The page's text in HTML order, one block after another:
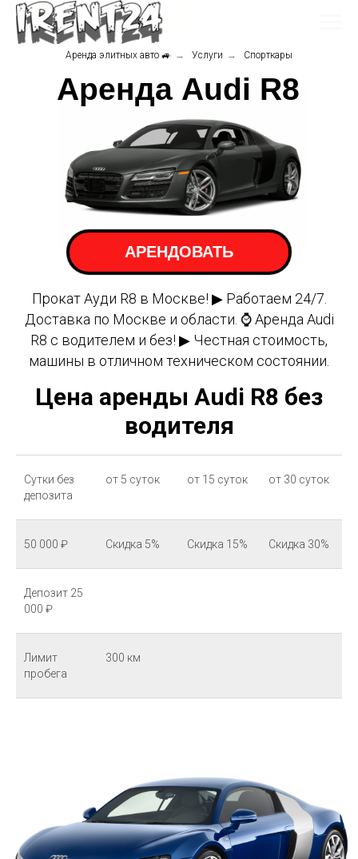
Аренда элитных авто 🚙 → Услуги → Спорткары
Аренда Audi R8
АРЕНДОВАТЬ
Прокат Ауди R8 в Москве! ▶ Работаем 24/7.
Доставка по Москве и области. ⌚ Аренда Audi
R8 с водителем и без! ▶ Честная стоимость,
машины в отличном техническом состоянии.
Цена аренды Audi R8 без
водителя
Сутки без
депозита
от 5 суток от 15 суток от 30 суток
50 000 ₽ Скидка 5% Скидка 15% Скидка 30%
Депозит 25
000 ₽
Лимит
пробега
300 км